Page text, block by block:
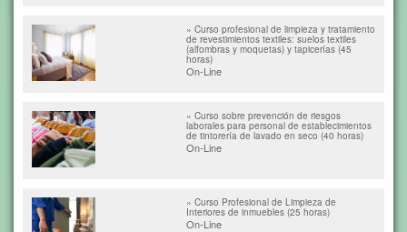
» Curso profesional de limpieza y tratamiento
de revestimientos textiles: suelos textiles
(alfombras y moquetas) y tapicerías (45
horas)
On-Line
» Curso sobre prevención de riesgos
laborales para personal de establecimientos
de tintorería de lavado en seco (40 horas)
On-Line
» Curso Profesional de Limpieza de
Interiores de inmuebles (25 horas)
On-Line